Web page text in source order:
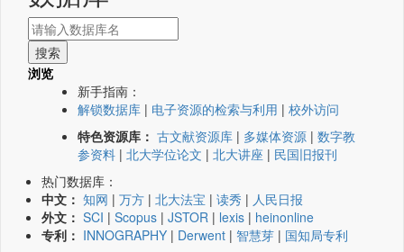
浏览
新手指南：
解锁数据库 | 电子资源的检索与利用 | 校外访问
特色资源库： 古文献资源库 | 多媒体资源 | 数字教
参资料 | 北大学位论文 | 北大讲座 | 民国旧报刊
热门数据库：
中文： 知网 | 万方 | 北大法宝 | 读秀 | 人民日报
外文： SCI | Scopus | JSTOR | lexis | heinonline
专利： INNOGRAPHY | Derwent | 智慧芽 | 国知局专利